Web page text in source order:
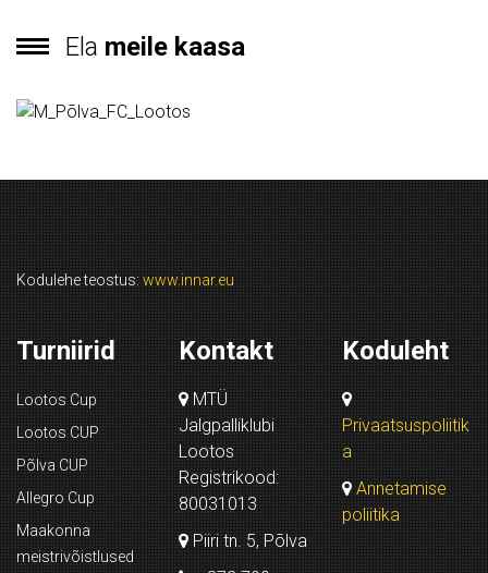
Ela meile kaasa
Kodulehe teostus: www.innar.eu
Turniirid
Lootos Cup
Lootos CUP
Põlva CUP
Allegro Cup
Maakonna
meistrivõistlused
Kontakt
MTÜ
Jalgpalliklubi
Lootos
Registrikood:
80031013
Piiri tn. 5, Põlva
Koduleht
Privaatsuspoliitik
a
Annetamise
poliitika